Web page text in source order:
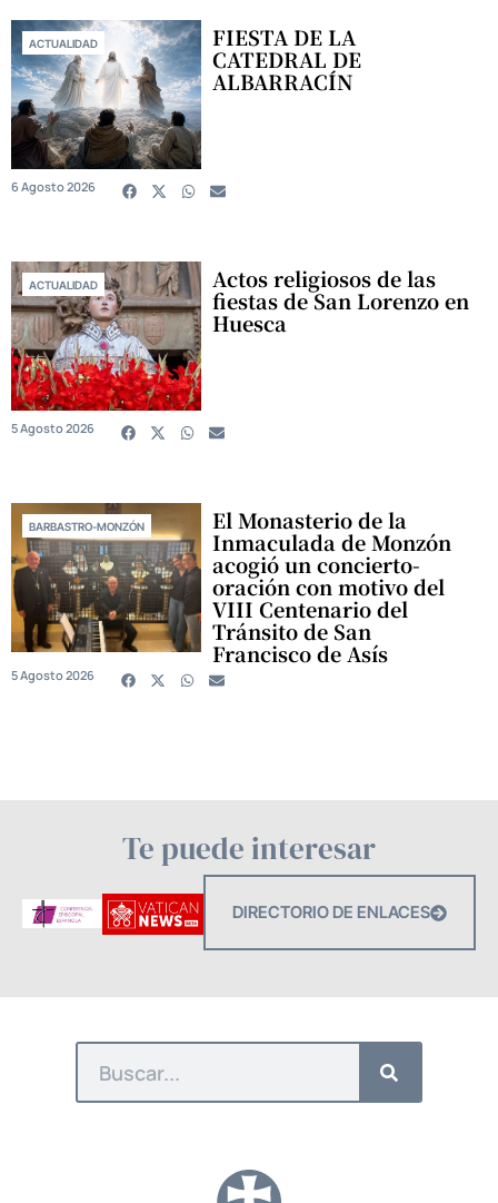
ACTUALIDAD FIESTA DE LA
CATEDRAL DE
ALBARRACÍN
6 Agosto 2026
ACTUALIDAD Actos religiosos de las
fiestas de San Lorenzo en
Huesca
5 Agosto 2026
BARBASTRO-MONZÓN El Monasterio de la
Inmaculada de Monzón
acogió un concierto-
oración con motivo del
VIII Centenario del
Tránsito de San
Francisco de Asís
5 Agosto 2026
Te puede interesar
DIRECTORIO DE ENLACES